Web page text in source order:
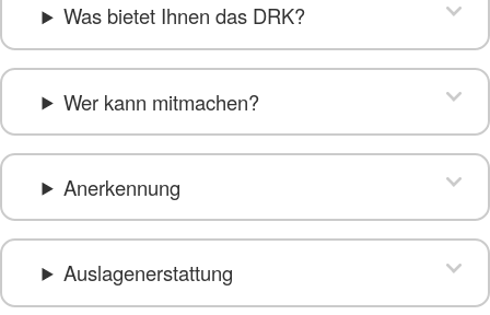
Was bietet Ihnen das DRK?
Wer kann mitmachen?
Anerkennung
Auslagenerstattung